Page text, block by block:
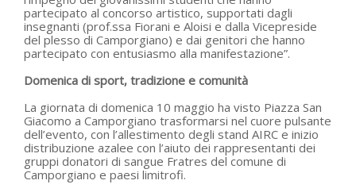
partecipato al concorso artistico, supportati dagli
insegnanti (prof.ssa Fiorani e Aloisi e dalla Vicepreside
del plesso di Camporgiano) e dai genitori che hanno
partecipato con entusiasmo alla manifestazione”.
Domenica di sport, tradizione e comunità
La giornata di domenica 10 maggio ha visto Piazza San
Giacomo a Camporgiano trasformarsi nel cuore pulsante
dell’evento, con l’allestimento degli stand AIRC e inizio
distribuzione azalee con l’aiuto dei rappresentanti dei
gruppi donatori di sangue Fratres del comune di
Camporgiano e paesi limitrofi.